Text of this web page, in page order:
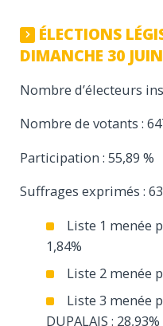
ÉLECTIONS
DIMANCHE 30
Nombre d’électeurs
Nombre de votants :
Participation : 55,89 %
Suffrages exprimés :
Liste 1 menée
1,84%
Liste 2 menée
Liste 3 menée
DUPALAIS : 28,93%